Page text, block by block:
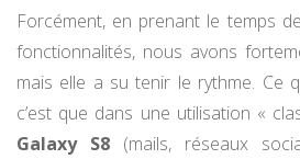
Forcément, en prenant le temps
fonctionnalités, nous avons
mais elle a su tenir le rythme. Ce
c’est que dans une utilisation «
Galaxy S8 (mails, réseaux